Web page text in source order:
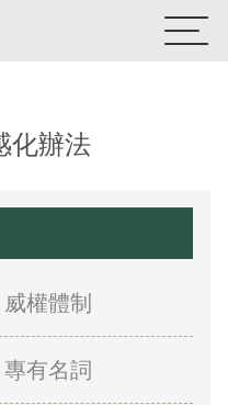
鹿窟事件
化辦法
威權體制
專有名詞